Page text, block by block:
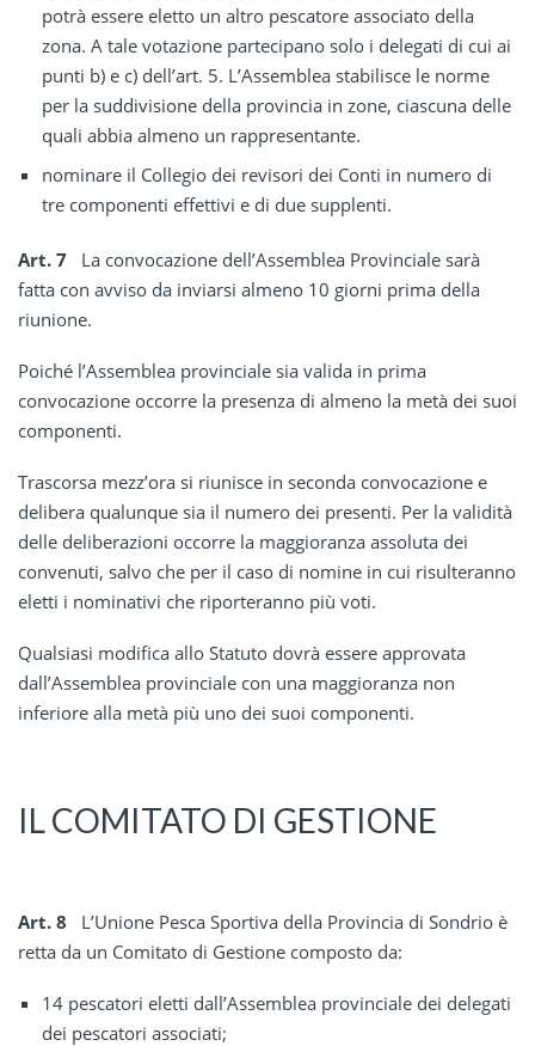
potrà essere eletto un altro pescatore associato della
zona. A tale votazione partecipano solo i delegati di cui ai
punti b) e c) dell’art. 5. L’Assemblea stabilisce le norme
per la suddivisione della provincia in zone, ciascuna delle
quali abbia almeno un rappresentante.
nominare il Collegio dei revisori dei Conti in numero di
tre componenti effettivi e di due supplenti.
Art. 7 La convocazione dell’Assemblea Provinciale sarà
fatta con avviso da inviarsi almeno 10 giorni prima della
riunione.
Poiché l’Assemblea provinciale sia valida in prima
convocazione occorre la presenza di almeno la metà dei suoi
componenti.
Trascorsa mezz’ora si riunisce in seconda convocazione e
delibera qualunque sia il numero dei presenti. Per la validità
delle deliberazioni occorre la maggioranza assoluta dei
convenuti, salvo che per il caso di nomine in cui risulteranno
eletti i nominativi che riporteranno più voti.
Qualsiasi modifica allo Statuto dovrà essere approvata
dall’Assemblea provinciale con una maggioranza non
inferiore alla metà più uno dei suoi componenti.
IL COMITATO DI GESTIONE
Art. 8 L’Unione Pesca Sportiva della Provincia di Sondrio è
retta da un Comitato di Gestione composto da:
14 pescatori eletti dall’Assemblea provinciale dei delegati
dei pescatori associati;